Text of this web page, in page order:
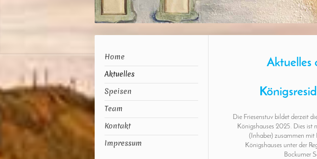
Home
Aktuelles
Speisen
Team
Kontakt
Impressum
Aktuelles
Die Friesenstuv bildet derzeit
Königshauses 2025. Dies ist
(Inhaber) zusammen mit
Königshauses unter der
Bockumer